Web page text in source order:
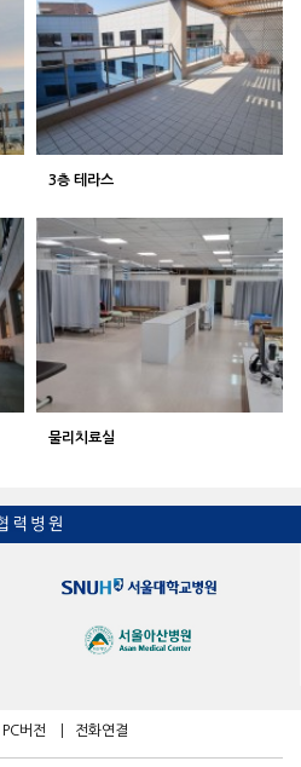
3층 테라스
물리치료실
PC버전 전화연결